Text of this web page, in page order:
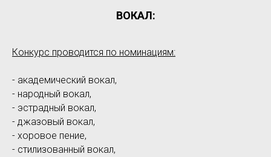
ВОКАЛ:
Конкурс проводится по номинациям:
- академический вокал,
- народный вокал,
- эстрадный вокал,
- джазовый вокал,
- хоровое пение,
- стилизованный вокал,